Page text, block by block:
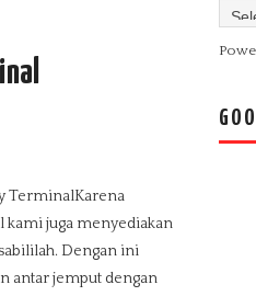
TerminalKarena
kami juga menyediakan
Dengan ini
antar jemput dengan